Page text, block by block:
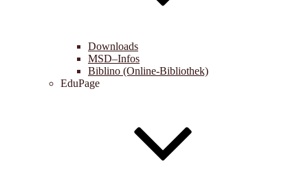
Downloads
MSD–Infos
Biblino (Online-Bibliothek)
EduPage